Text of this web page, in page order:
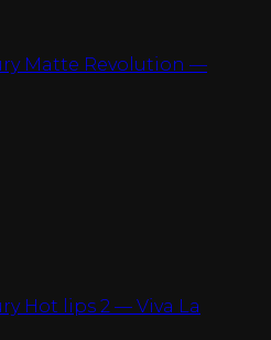
Matte Revolution —
Hot lips 2 — Viva La